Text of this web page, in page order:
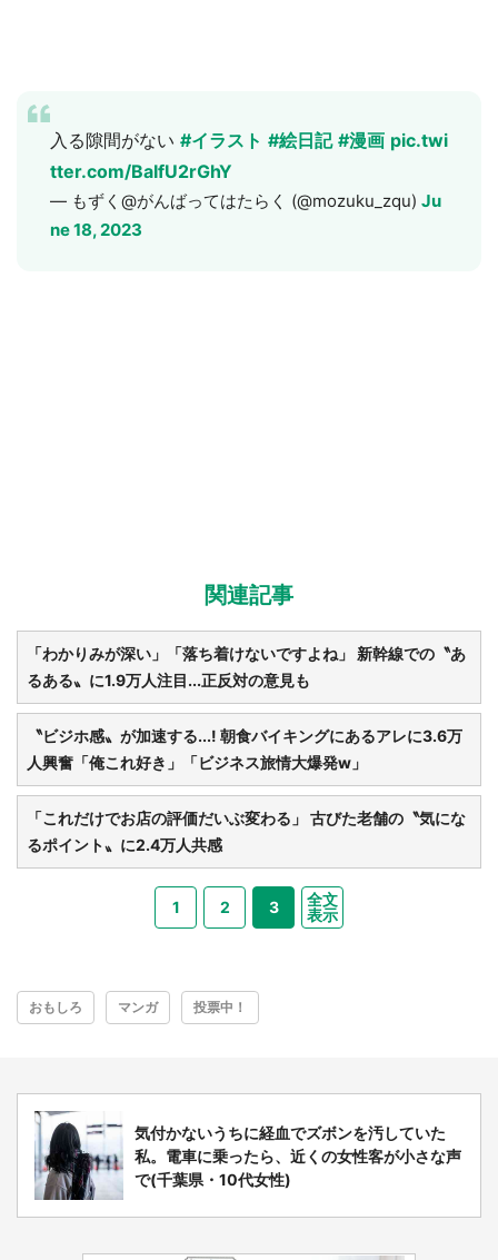
入る隙間がない #イラスト #絵日記 #漫画 pic.twi
tter.com/BaIfU2rGhY
— もずく@がんばってはたらく (@mozuku_zqu) Ju
ne 18, 2023
関連記事
「わかりみが深い」「落ち着けないですよね」 新幹線での〝あ
るある〟に1.9万人注目...正反対の意見も
〝ビジホ感〟が加速する...! 朝食バイキングにあるアレに3.6万
人興奮「俺これ好き」「ビジネス旅情大爆発w」
「これだけでお店の評価だいぶ変わる」 古びた老舗の〝気にな
るポイント〟に2.4万人共感
1 2 3
全文
表示
おもしろ マンガ 投票中！
気付かないうちに経血でズボンを汚していた
私。電車に乗ったら、近くの女性客が小さな声
で(千葉県・10代女性)